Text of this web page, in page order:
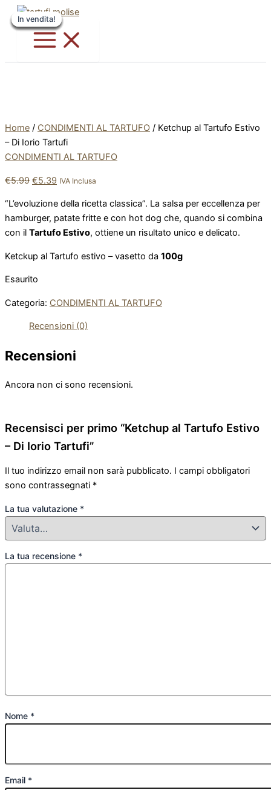
al
contenuto
In vendita!
Home / CONDIMENTI AL TARTUFO / Ketchup al Tartufo Estivo
– Di Iorio Tartufi
CONDIMENTI AL TARTUFO
€5.99
prezzo
originale
era:
€5.99.
€5.39
prezzo
attuale
€5.39.
IVA Inclusa
“L’evoluzione della ricetta classica”. La salsa per eccellenza per
hamburger, patate fritte e con hot dog che, quando si combina
con il Tartufo Estivo, ottiene un risultato unico e delicato.
Ketckup al Tartufo estivo – vasetto da 100g
Esaurito
Categoria: CONDIMENTI AL TARTUFO
Recensioni (0)
Recensioni
Ancora non ci sono recensioni.
Recensisci per primo “Ketchup al Tartufo Estivo
– Di Iorio Tartufi”
Il tuo indirizzo email non sarà pubblicato. I campi obbligatori
sono contrassegnati *
La tua valutazione *
La tua recensione *
Nome *
Email *
In vendita!
In vendita!
varianti.
essere
nella
del
In vendita!
In vendita!
varianti.
essere
nella
del
In vendita!
In vendita!
varianti.
essere
nella
del